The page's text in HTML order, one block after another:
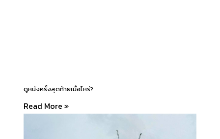
ดูหนังครั้งสุดท้ายเมื่อไหร่?
Read More »